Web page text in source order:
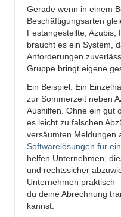
Gerade wenn in einem
Beschäftigungsarten
Festangestellte, Azubis,
braucht es ein System,
Anforderungen
Gruppe bringt eigene
Ein Beispiel: Ein
zur Sommerzeit neben
Aushilfen. Ohne ein gut
es leicht zu falschen
versäumten Meldungen
Softwarelösungen für
helfen Unternehmen,
und rechtssicher
Unternehmen praktisch
du deine Abrechnung
kannst.